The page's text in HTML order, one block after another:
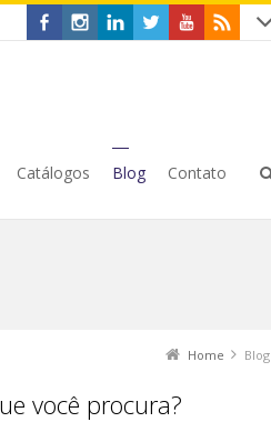
Catálogos Blog Contato
Home Blog
você procura?